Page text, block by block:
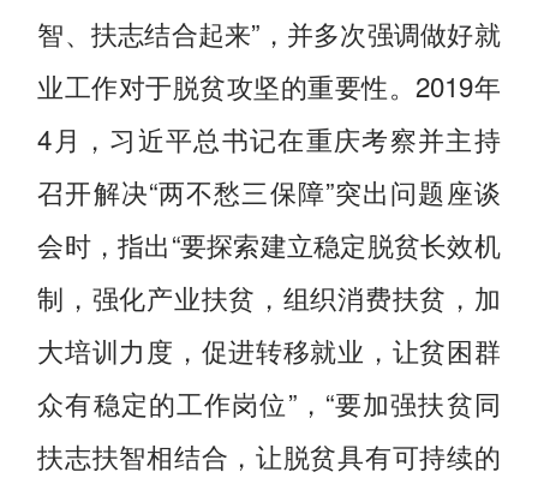
智、扶志结合起来”，并多次强调做好就
业工作对于脱贫攻坚的重要性。2019年
4月，习近平总书记在重庆考察并主持
召开解决“两不愁三保障”突出问题座谈
会时，指出“要探索建立稳定脱贫长效机
制，强化产业扶贫，组织消费扶贫，加
大培训力度，促进转移就业，让贫困群
众有稳定的工作岗位”，“要加强扶贫同
扶志扶智相结合，让脱贫具有可持续的